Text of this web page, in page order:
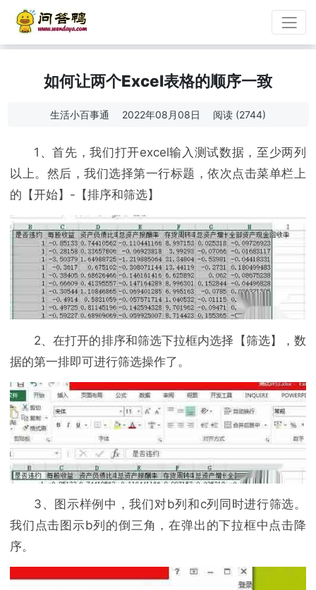
如何让两个Excel表格的顺序一致
生活小百事通 2022年08月08日 阅读 (2744)
1、首先，我们打开excel输入测试数据，至少两列
以上。然后，我们选择第一行标题，依次点击菜单栏上
的【开始】-【排序和筛选】
2、在打开的排序和筛选下拉框内选择【筛选】，数
据的第一排即可进行筛选操作了。
3、图示样例中，我们对b列和c列同时进行筛选。
我们点击图示b列的倒三角，在弹出的下拉框中点击降
序。